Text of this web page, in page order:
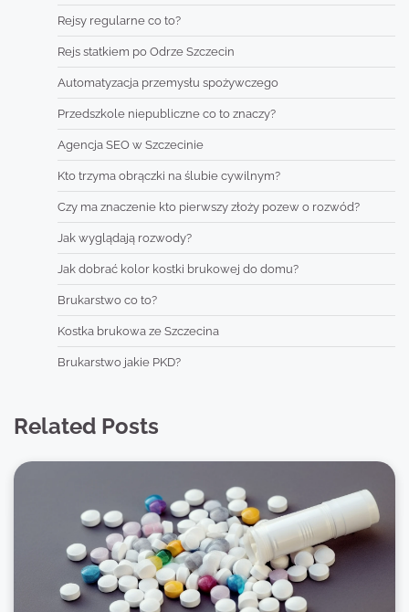
Rejsy regularne co to?
Rejs statkiem po Odrze Szczecin
Automatyzacja przemysłu spożywczego
Przedszkole niepubliczne co to znaczy?
Agencja SEO w Szczecinie
Kto trzyma obrączki na ślubie cywilnym?
Czy ma znaczenie kto pierwszy złoży pozew o rozwód?
Jak wyglądają rozwody?
Jak dobrać kolor kostki brukowej do domu?
Brukarstwo co to?
Kostka brukowa ze Szczecina
Brukarstwo jakie PKD?
Related Posts